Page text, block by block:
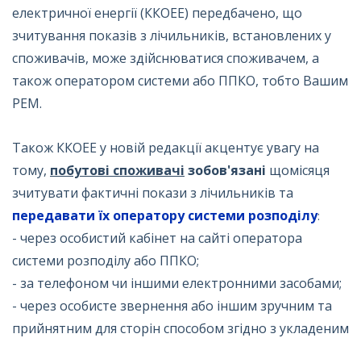
електричної енергії (ККОЕЕ) передбачено, що
зчитування показів з лічильників, встановлених у
споживачів, може здійснюватися споживачем, а
також оператором системи або ППКО, тобто Вашим
РЕМ.
Також ККОЕЕ у новій редакції акцентує увагу на
тому, побутові споживачі зобов'язані щомісяця
зчитувати фактичні покази з лічильників та
передавати їх оператору системи розподілу:
- через особистий кабінет на сайті оператора
системи розподілу або ППКО;
- за телефоном чи іншими електронними засобами;
- через особисте звернення або іншим зручним та
прийнятним для сторін способом згідно з укладеним